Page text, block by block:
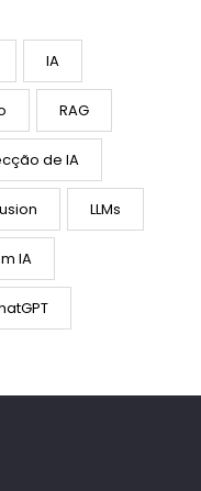
IA
RAG
de IA
LLMs
IA